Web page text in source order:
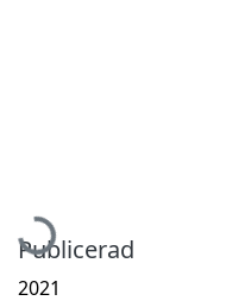
Hämtar...
Publicerad
2021